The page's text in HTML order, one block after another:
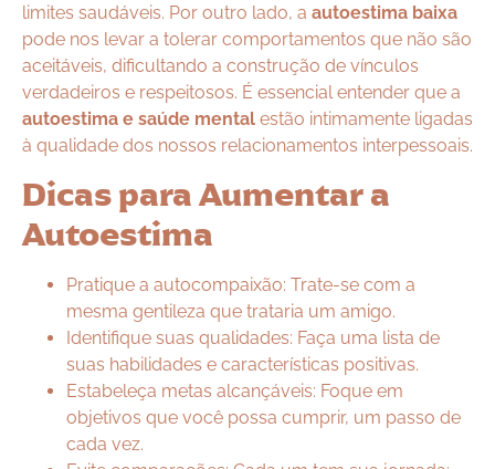
limites saudáveis. Por outro lado, a autoestima baixa
pode nos levar a tolerar comportamentos que não são
aceitáveis, dificultando a construção de vínculos
verdadeiros e respeitosos. É essencial entender que a
autoestima e saúde mental estão intimamente ligadas
à qualidade dos nossos relacionamentos interpessoais.
Dicas para Aumentar a
Autoestima
Pratique a autocompaixão: Trate-se com a
mesma gentileza que trataria um amigo.
Identifique suas qualidades: Faça uma lista de
suas habilidades e características positivas.
Estabeleça metas alcançáveis: Foque em
objetivos que você possa cumprir, um passo de
cada vez.